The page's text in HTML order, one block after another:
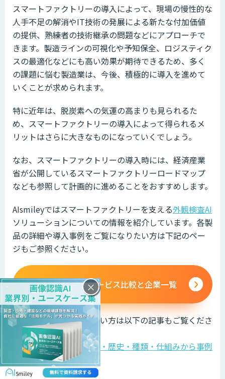
スマートファクトリーの導入によって、現場の慢性的な
人手不足の解消やIT技術の発展による新たな付加価値
の提供、熟練者の技術継承の問題などにアプローチで
きます。製造ラインの可視化や予知保全、ロジスティク
スの最適化などにも高い効果が期待できるため、多く
の課題に悩む製造業は、今後、積極的に導入を進めて
いくことが求められます。
特に近年は、脱炭素への気運の高まりも見られるた
め、スマートファクトリーの導入によって得られるメ
リットはさらに大きなものになっていくでしょう。
なお、スマートファクトリーの導入時には、経済産業
省が公開しているスマートファクトリーロードマップ
なども参照して計画的に進めることをおすすめします。
AIsmileyではスマートファクトリーを支える外観検査AI
ソリューションについての情報を紹介しています。各製
品の詳細や導入事例をご覧になりたい方は下記のペー
ジもご参照ください。
外観検査のサービス比較と企業一覧
AIについて詳しく知りたい方は以下の記事もご覧くださ
い。
AI・人工知能とは？定義・歴史・種類・仕組みから事例
まで徹底解説
×